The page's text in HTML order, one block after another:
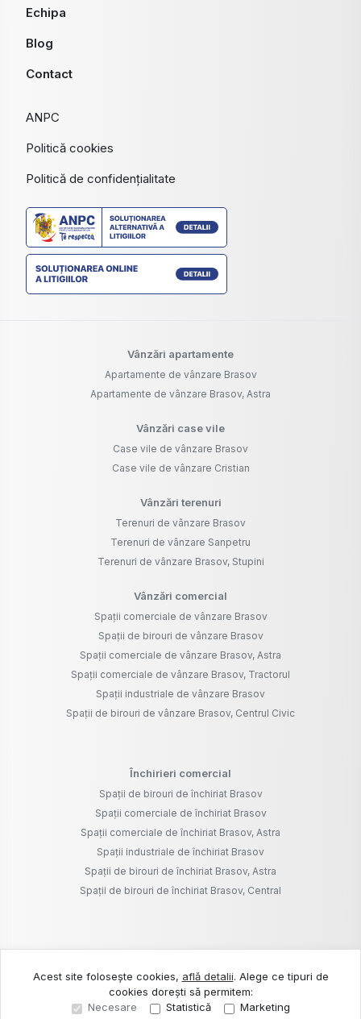
Vânzări apartamente
Apartamente de vânzare Brasov, Astra
Vânzări case vile
Case vile de vânzare Brasov
Terenuri de vânzare Sanpetru
Terenuri de vânzare Brasov, Stupini
Spații comerciale de vânzare Brasov
Spații de birouri de vânzare Brasov
Spații comerciale de vânzare Brasov, Astra
Spații de birouri de vânzare Brasov, Centrul Civic
Închirieri comercial
Spații de birouri de închiriat Brasov
Spații comerciale de închiriat Brasov
Spații comerciale de închiriat Brasov, Astra
Spații industriale de închiriat Brasov
Spații de birouri de închiriat Brasov, Astra
Spații de birouri de închiriat Brasov, Central
©2026Branat Pro S.R.L.
Site creat în
Acest site folosește cookies, află detalii. Alege ce tipuri de
cookies dorești să permitem:
Necesare
Statistică Marketing